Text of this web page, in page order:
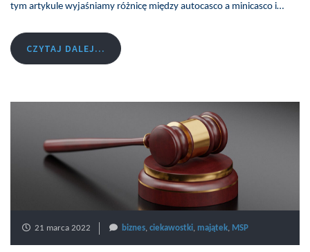
tym artykule wyjaśniamy różnicę między autocasco a minicasco i…
CZYTAJ DALEJ...
21 marca 2022 biznes ciekawostki majątek MSP